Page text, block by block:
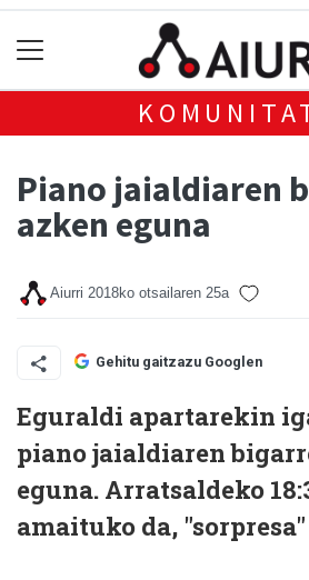
Piano jaialdiaren
azken eguna
Aiurri 2018ko otsailaren 25a
Gehitu gaitzazu Googlen
Eguraldi apartarekin
piano jaialdiaren
eguna. Arratsaldeko
amaituko da,